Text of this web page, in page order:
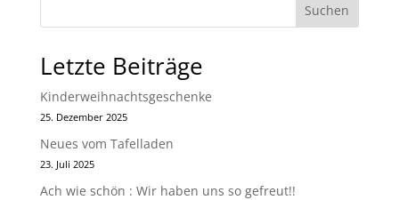
Suchen
Letzte Beiträge
Kinderweihnachtsgeschenke
25. Dezember 2025
Neues vom Tafelladen
23. Juli 2025
Ach wie schön : Wir haben uns so gefreut!!